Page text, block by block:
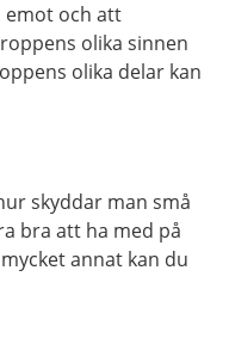
emot och att
olika sinnen
olika delar kan
skyddar man små
bra att ha med på
annat kan du